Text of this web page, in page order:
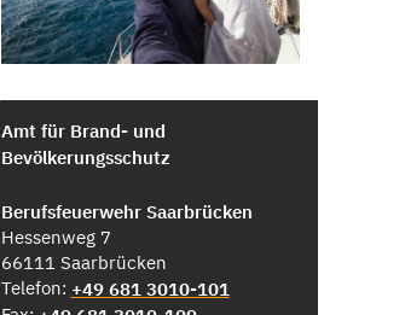
Amt für Brand- und
Bevölkerungsschutz
Berufsfeuerwehr Saarbrücken
Hessenweg 7
66111 Saarbrücken
Telefon: +49 681 3010-101